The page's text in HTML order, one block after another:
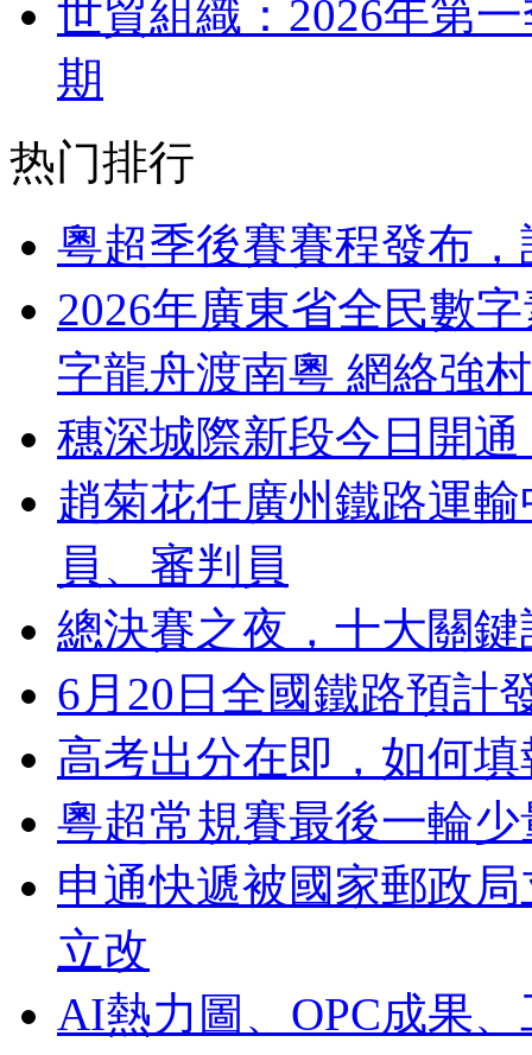
世貿組織：2026年第
期
热门排行
粵超季後賽賽程發布
2026年廣東省全民數
字龍舟渡南粵 網絡強
穗深城際新段今日開
趙菊花任廣州鐵路運
員、審判員
總決賽之夜，十大關
6月20日全國鐵路預計
高考出分在即，如何
粵超常規賽最後一輪
申通快遞被國家郵政
立改
AI熱力圖、OPC成果